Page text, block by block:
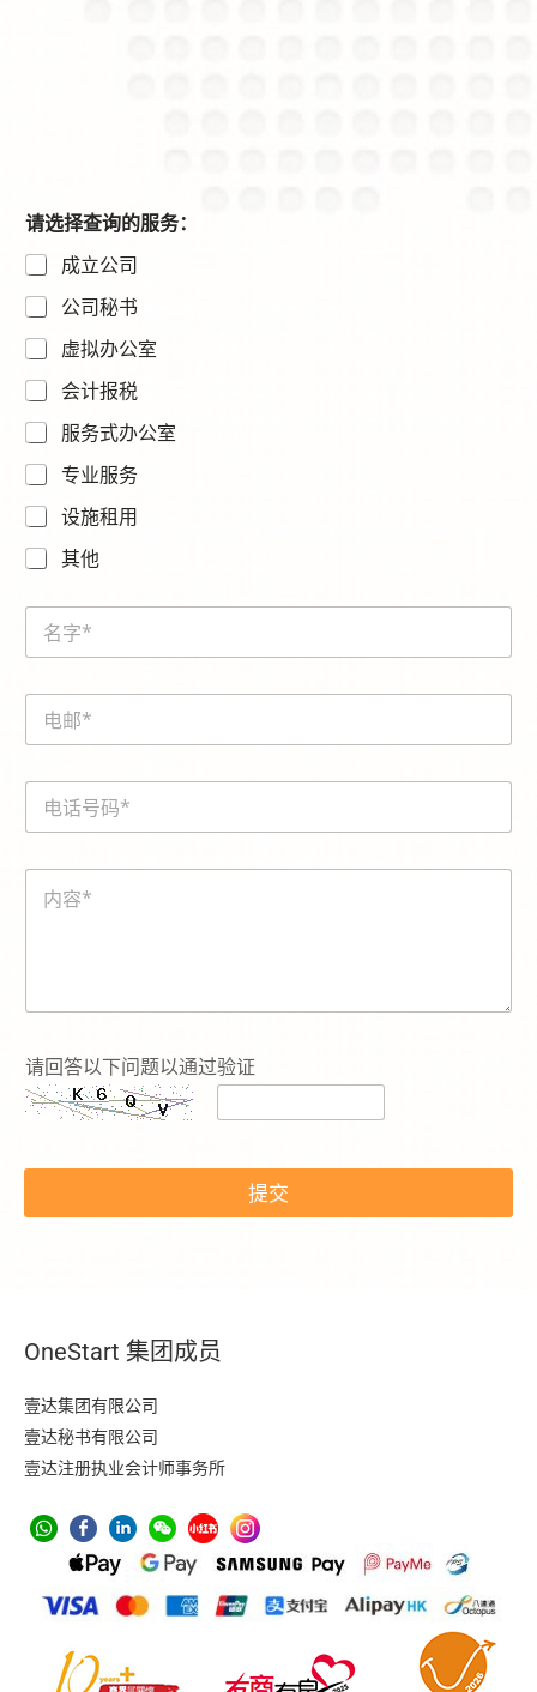
请选择查询的服务：
成立公司
公司秘书
虚拟办公室
会计报税
服务式办公室
专业服务
设施租用
其他
N
m
E
a
電
號
内
話
號
碼
m
i
i
l
请回答以下问题以通过验证
提交
OneStart 集团成员
壹达集团有限公司
壹达秘书有限公司
壹达注册执业会计师事务所